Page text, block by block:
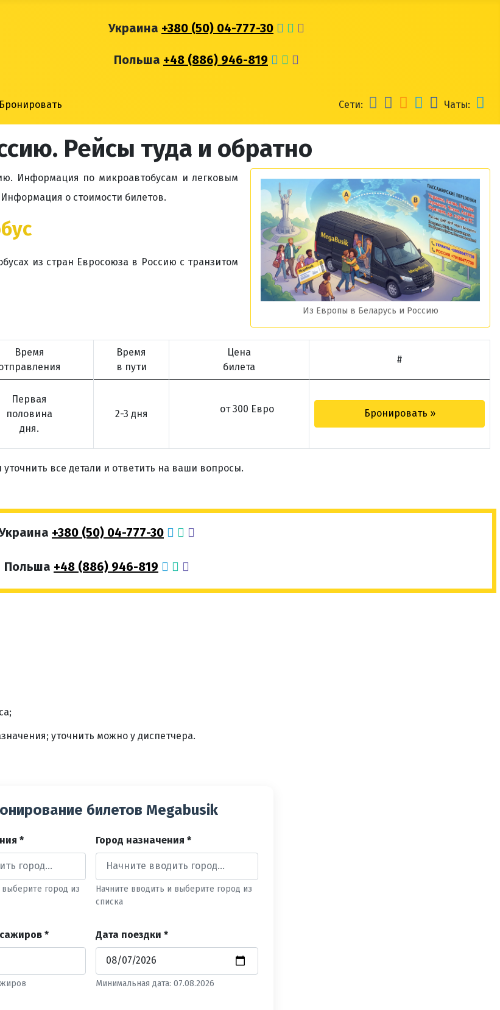
Украина +380 (50) 04-777-30
Польша +48 (886) 946-819
Бронировать Сети: Чаты:
Рейсы туда и обратно
Из Европы в Беларусь и Россию
Информация по микроавтобусам и легковым
о стоимости билетов.
из стран Евросоюза в Россию с транзитом
Время
Время
в пути
Цена
билета
#
Первая
половина
дня.
2-3 дня от 300 Евро Бронировать »
все детали и ответить на ваши вопросы.
+380 (50) 04-777-30
Польша +48 (886) 946-819
уточнить можно у диспетчера.
билетов Megabusik
*
город из
Город назначения *
Начните вводить и выберите город из
списка
* Дата поездки *
Минимальная дата: 07.08.2026